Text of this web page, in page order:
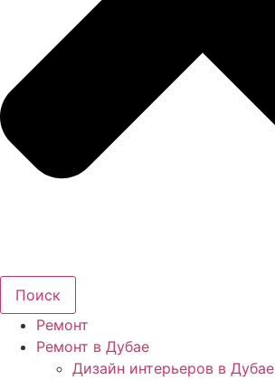
Поиск
Ремонт
Ремонт в Дубае
Дизайн интерьеров в Дубае